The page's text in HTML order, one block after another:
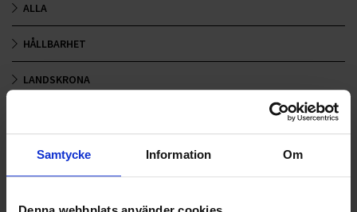
Samtycke Information Om
ALLA
HÅLLBARHET
LANDSKRONA
OHLSSONS REGION MITT